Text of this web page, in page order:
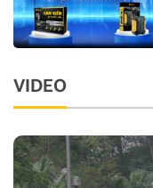
VIDEO